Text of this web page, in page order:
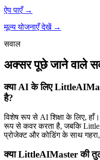
ऐप पाएँ →
मूल्य योजनाएँ देखें →
सवाल
अक्सर पूछे जाने वाले
क्या AI के लिए
है?
विशेष रूप से AI शिक्षा के लिए,
रूप से कवर करता है, जबकि
प्रोजेक्ट और कोडिंग के साथ
क्या LittleAIMaster की